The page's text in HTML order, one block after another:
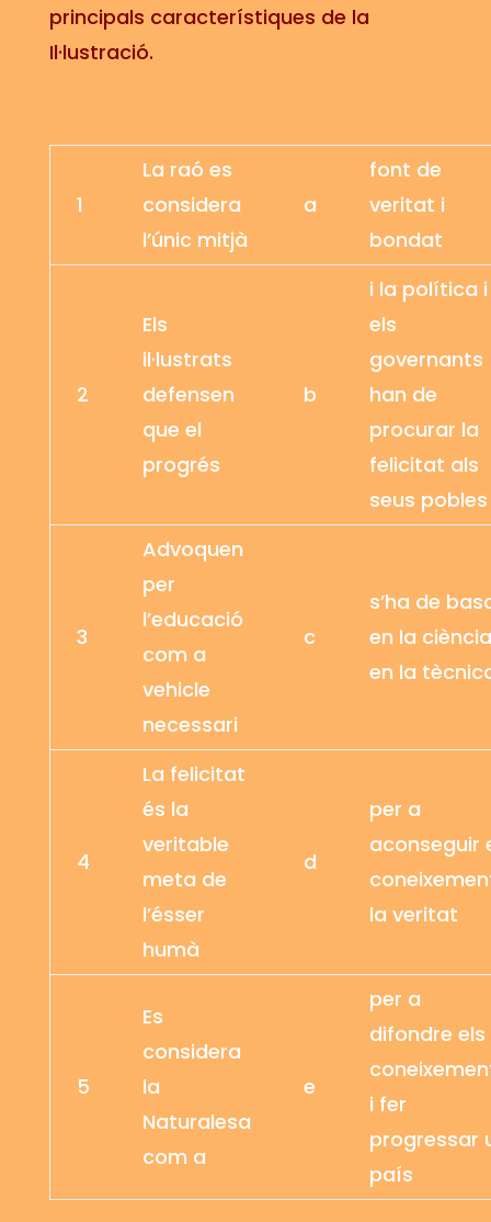
principals característiques de la
Il·lustració.
1
La raó es
considera
l’únic mitjà
a
font de
veritat i
bondat
2
Els
il·lustrats
defensen
que el
progrés
b
i la política i
els
governants
han de
procurar la
felicitat als
seus pobles
3
Advoquen
per
l’educació
com a
vehicle
necessari
c
s’ha de
en la
en la
4
La felicitat
és la
veritable
meta de
l’ésser
humà
d
per a
aconseguir
la veritat
5
Es
considera
la
Naturalesa
com a
e
per a
difondre els
i fer
progressar
país